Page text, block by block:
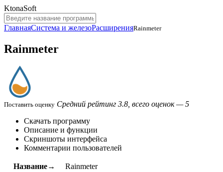
KtonaSoft
ГлавнаяСистема и железоРасширенияRainmeter
Rainmeter
Поставить оценку Средний рейтинг 3.8, всего оценок — 5
Скачать программу
Описание и функции
Скриншоты интерфейса
Комментарии пользователей
Название→
Rainmeter